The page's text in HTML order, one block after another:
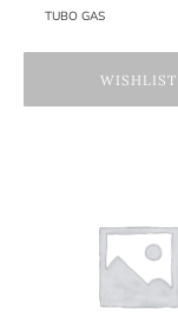
TUBO GAS
WISHLIST